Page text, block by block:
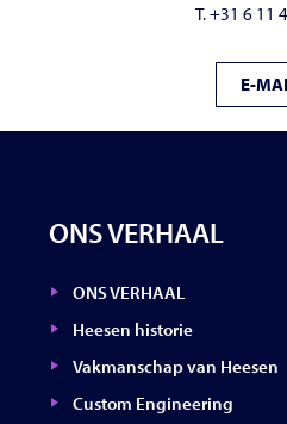
T. +31 6 11
E-
ONS VERHAAL
ONS VERHAAL
Heesen historie
Vakmanschap van Heesen
Custom Engineering